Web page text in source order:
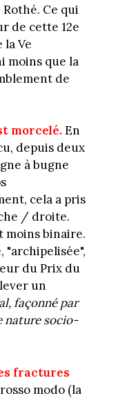
Ce qui
de cette 12e
Ve
moins que la
de
morcelé.En
depuis deux
à bugne
cela a pris
/ droite.
moins binaire.
"archipelisée",
du Prix du
un
façonné par
nature socio-
fractures
modo (la